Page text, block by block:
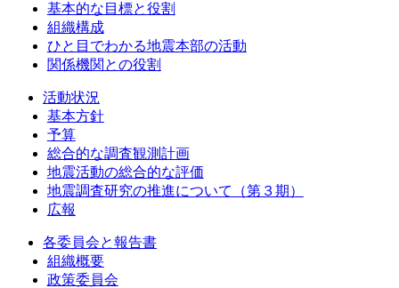
基本的な目標と役割
組織構成
ひと目でわかる地震本部の活動
関係機関との役割
活動状況
基本方針
予算
総合的な調査観測計画
地震活動の総合的な評価
地震調査研究の推進について（第３期）
広報
各委員会と報告書
組織概要
政策委員会